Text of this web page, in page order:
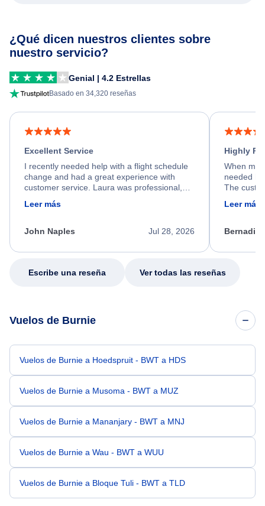
¿Qué dicen nuestros clientes sobre
nuestro servicio?
Genial | 4.2 Estrellas
Basado en 34,320 reseñas
Excellent Service
I recently needed help with a flight schedule
change and had a great experience with
customer service. Laura was professional,
friendly, and very helpful throughout the
process. She quickly found a solution and
appreciate her excellent service.
Leer más
Jul 28, 2026
John Naples
Highly
When my
needed
The
calm,
my issue.
Leer más
Escribe una reseña Ver todas las reseñas
Vuelos de Burnie
Vuelos de Burnie a Hoedspruit - BWT a HDS
Vuelos de Burnie a Musoma - BWT a MUZ
Vuelos de Burnie a Mananjary - BWT a MNJ
Vuelos de Burnie a Wau - BWT a WUU
Vuelos de Burnie a Bloque Tuli - BWT a TLD